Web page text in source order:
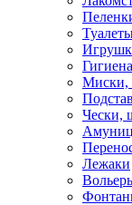
Миски,
Чески,
Лежаки